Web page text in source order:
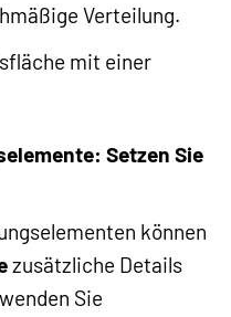
Verteilung.
mit einer
Setzen Sie
können
zusätzliche Details
Sie